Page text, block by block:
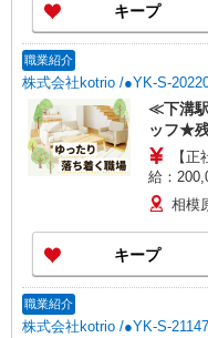
キープ
職業紹介
株式会社kotrio /●YK-S-
≪下溝
ッフ★
【
給：
30,000
善手当
により
間） ※固
手当として別途支給
・介護
相模
キープ
職業紹介
株式会社kotrio /●YK-S-